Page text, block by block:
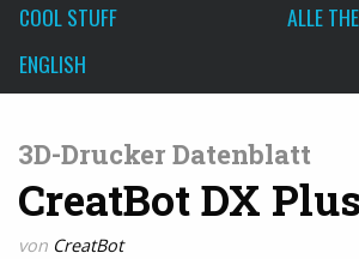
COOL STUFF
ALLE
ENGLISH
3D-Drucker Datenblatt
CreatBot DX Plus
von CreatBot